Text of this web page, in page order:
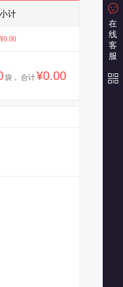
小计
¥0.00
袋， 合计¥0.00
在
线
客
服